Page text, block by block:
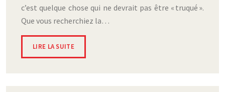
c’est quelque chose qui ne devrait pas être « truqué ».
Que vous recherchiez la…
LIRE LA SUITE